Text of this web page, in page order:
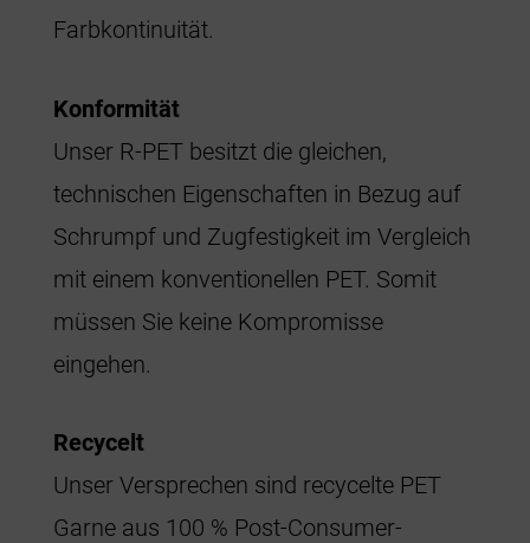
Farbkontinuität.
Konformität
Unser R-PET besitzt die gleichen,
technischen Eigenschaften in Bezug auf
Schrumpf und Zugfestigkeit im Vergleich
mit einem konventionellen PET. Somit
müssen Sie keine Kompromisse
eingehen.
Recycelt
Unser Versprechen sind recycelte PET
Garne aus 100 % Post-Consumer-